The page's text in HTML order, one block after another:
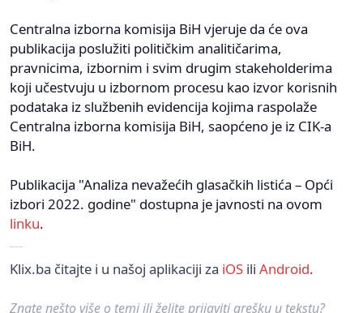
Centralna izborna komisija BiH vjeruje da će ova
publikacija poslužiti političkim analitičarima,
pravnicima, izbornim i svim drugim stakeholderima
koji učestvuju u izbornom procesu kao izvor korisnih
podataka iz službenih evidencija kojima raspolaže
Centralna izborna komisija BiH, saopćeno je iz CIK-a
BiH.
Publikacija "Analiza nevažećih glasačkih listića – Opći
izbori 2022. godine" dostupna je javnosti na ovom
linku.
Klix.ba čitajte i u našoj aplikaciji za iOS ili Android.
Znate nešto više o temi ili želite prijaviti grešku u tekstu?